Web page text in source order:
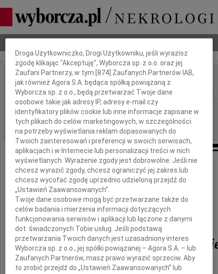
Nekrologi
IMIĘ I NAZWISKO: Andrzej Konieczkowski
REGION: Rzeszów
DATA EMISJI: 08.02.2010
Z głębokim smutkiem i żalem
przyjęliśmy wiadomość o śmierci
Pana
Andrzeja
Dbamy o Twoją prywatność
Droga Użytkowniczko, Drogi Użytkowniku, jeśli wyrazisz
zgodę klikając "Akceptuję", Wyborcza sp. z o.o. oraz jej
Zaufani Partnerzy, w tym [874 ] Zaufanych Partnerów IAB,
jak również Agora S.A. będąca spółką powiązaną z
Wyborcza sp. z o.o., będą przetwarzać Twoje dane
osobowe takie jak adresy IP, adresy e-mail czy
identyfikatory plików cookie lub inne informacje zapisane w
tych plikach do celów marketingowych, w szczególności
na potrzeby wyświetlania reklam dopasowanych do
Twoich zainteresowań i preferencji w swoich serwisach,
aplikacjach i w Internecie lub personalizacji treści w nich
wyświetlanych. Wyrażenie zgody jest dobrowolne. Jeśli nie
chcesz wyrazić zgody, chcesz ograniczyć jej zakres lub
chcesz wycofać zgodę uprzednio udzieloną przejdź do
„Ustawień Zaawansowanych”.
Twoje dane osobowe mogą być przetwarzane także do
celów badania i mierzenia informacji dotyczących
funkcjonowania serwisów i aplikacji lub łączone z danymi
dot. świadczonych Tobie usług. Jeśli podstawą
przetwarzania Twoich danych jest uzasadniony interes
Wyborcza sp. z o.o., jej spółki powiązanej – Agora S.A. – lub
Zaufanych Partnerów, masz prawo wyrazić sprzeciw. Aby
to zrobić przejdź do „Ustawień Zaawansowanych” lub